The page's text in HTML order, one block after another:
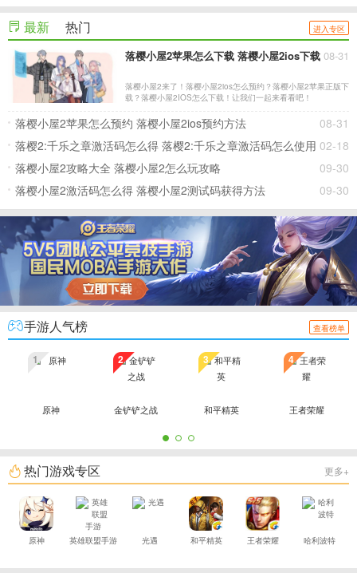
最新 热门 进入专区
落樱小屋2苹果怎么下载 落樱小屋2ios下载 08-31
落樱小屋2来了！落樱小屋2ios怎么预约？落樱小屋2苹果正版下
载？落樱小屋2IOS怎么下载！让我们一起来看看吧！
08-31
落樱小屋2苹果怎么预约 落樱小屋2ios预约方法
02-18
落樱2:千乐之章激活码怎么得 落樱2:千乐之章激活码怎么使用
09-30
落樱小屋2攻略大全 落樱小屋2怎么玩攻略
09-30
落樱小屋2激活码怎么得 落樱小屋2测试码获得方法
手游人气榜 查看榜单
原神
1
金铲铲之战
2
和平精英
3
王者荣耀
4
热门游戏专区 更多+
原神 英雄联盟手游 光遇 和平精英 王者荣耀 哈利波特